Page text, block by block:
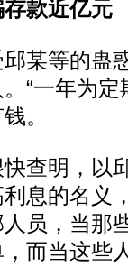
款近亿元
等的蛊惑
“一年为
。
明，以邱
息的名义
人员，当那
而当这些